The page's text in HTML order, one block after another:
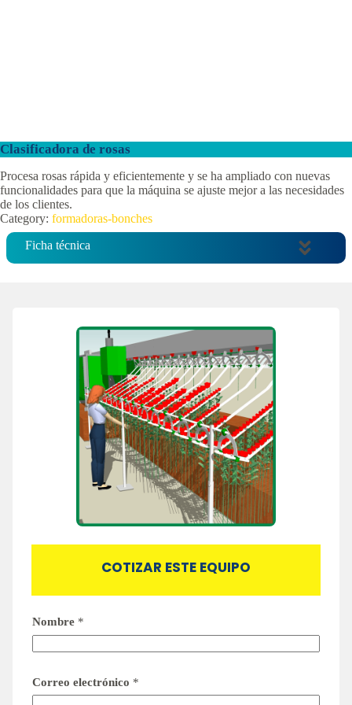
Clasificadora de rosas
Procesa rosas rápida y eficientemente y se ha ampliado con nuevas
funcionalidades para que la máquina se ajuste mejor a las necesidades
de los clientes.
Category: formadoras-bonches
Ficha técnica
COTIZAR ESTE EQUIPO
Nombre *
Correo electrónico *